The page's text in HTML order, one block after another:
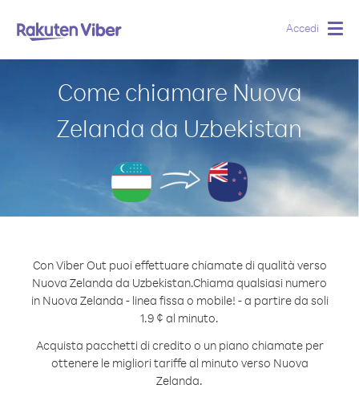
Accedi
Come chiamare Nuova
Zelanda da Uzbekistan
Con Viber Out puoi effettuare chiamate di qualità verso
Nuova Zelanda da Uzbekistan.Chiama qualsiasi numero
in Nuova Zelanda - linea fissa o mobile! - a partire da soli
1.9 ¢ al minuto.
Acquista pacchetti di credito o un piano chiamate per
ottenere le migliori tariffe al minuto verso Nuova
Zelanda.